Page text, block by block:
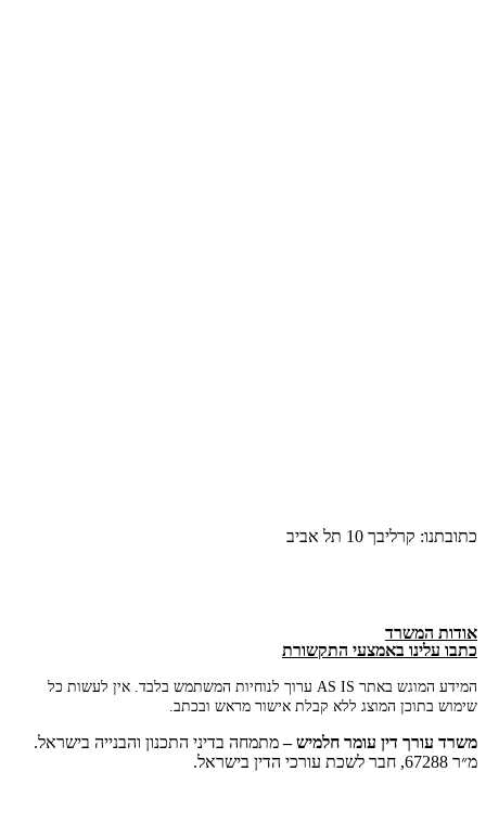
כתובתנו: קרליבך 10 תל אביב
אודות המשרד
כתבו עלינו באמצעי התקשורת
המידע המוגש באתר AS IS ערוך לנוחיות המשתמש בלבד. אין לעשות כל
שימוש בתוכן המוצג ללא קבלת אישור מראש ובכתב.
משרד עורך דין עומר חלמיש –מתמחה בדיני התכנון והבנייה בישראל.
מ״ר 67288, חבר לשכת עורכי הדין בישראל.